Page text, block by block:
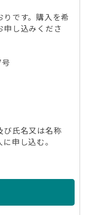
です。購入を希
し込みくださ
び氏名又は名称
申し込む。